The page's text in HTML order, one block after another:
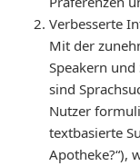
Verbesserte
Mit der
Speakern
sind
Nutzer
textbasierte
Apotheke?“),